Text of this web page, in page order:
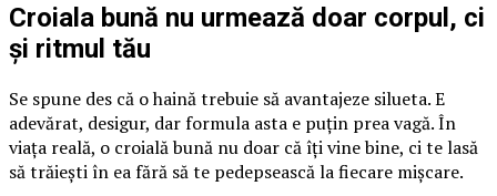
Croiala bună nu urmează doar corpul, ci
și ritmul tău
Se spune des că o haină trebuie să avantajeze silueta. E
adevărat, desigur, dar formula asta e puțin prea vagă. În
viața reală, o croială bună nu doar că îți vine bine, ci te lasă
să trăiești în ea fără să te pedepsească la fiecare mișcare.